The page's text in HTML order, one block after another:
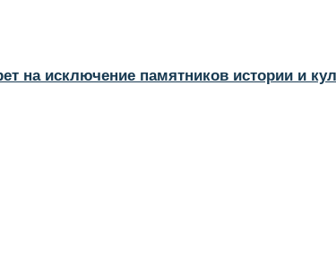
на исключение памятников истории и